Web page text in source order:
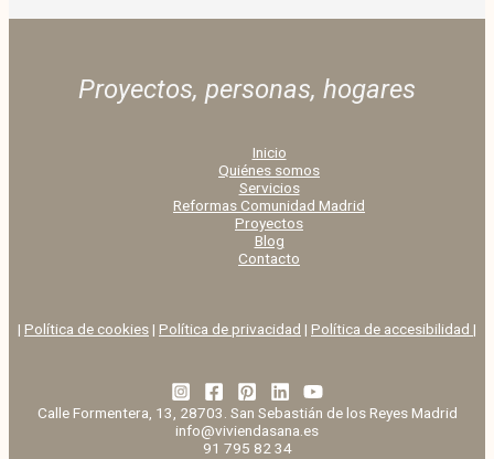
Proyectos, personas, hogares
Inicio
Quiénes somos
Servicios
Reformas Comunidad Madrid
Proyectos
Blog
Contacto
| Política de cookies| Política de privacidad | Política de accesibilidad |
Calle Formentera, 13, 28703. San Sebastián de los Reyes Madrid
info@viviendasana.es
91 795 82 34